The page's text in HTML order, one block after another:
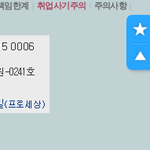
임한계 취업사기주의 주의사항